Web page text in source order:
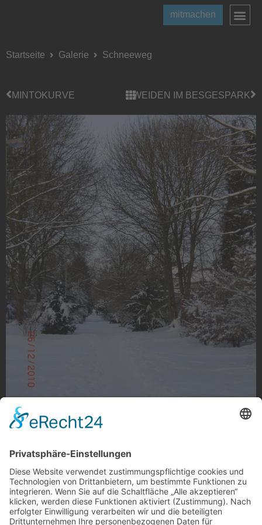
mitmachen
Startseite Galerie Schneeweg
MINTOKURVE WEIDEN IM BESGESPARK
Schneeweg
Schneebedeckte ehemalige Bahnstrecke in Mülfort,
Odenkirchen
Foto: Michael Aretz